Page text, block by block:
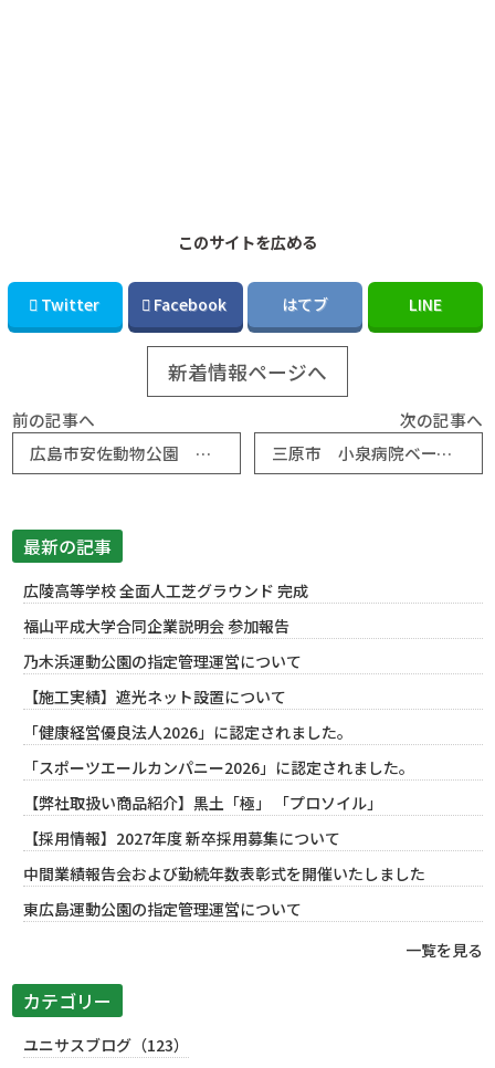
このサイトを広める
Twitter Facebook はてブ LINE
新着情報ページへ
前の記事へ
広島市安佐動物公園 獣舎の土入替作業を施工しました
次の記事へ
三原市 小泉病院ベースボールスタジアムの改修工事を施工しました
最新の記事
広陵高等学校 全面人工芝グラウンド 完成
福山平成大学合同企業説明会 参加報告
乃木浜運動公園の指定管理運営について
【施工実績】遮光ネット設置について
「健康経営優良法人2026」に認定されました。
「スポーツエールカンパニー2026」に認定されました。
【弊社取扱い商品紹介】黒土「極」 「プロソイル」
【採用情報】2027年度 新卒採用募集について
中間業績報告会および勤続年数表彰式を開催いたしました
東広島運動公園の指定管理運営について
一覧を見る
カテゴリー
ユニサスブログ（123）